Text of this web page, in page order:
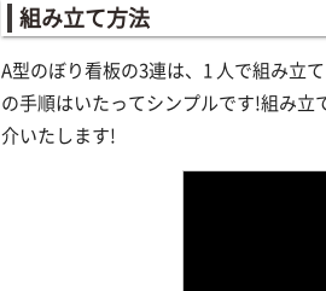
組み立て方法
A型のぼり看板の3連は、1 人で組み立
の手順はいたってシンプルです!組み
介いたします!